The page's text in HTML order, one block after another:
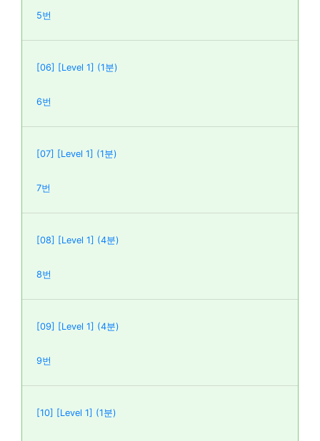
5번
[06] [Level 1] (1분)
6번
[07] [Level 1] (1분)
7번
[08] [Level 1] (4분)
8번
[09] [Level 1] (4분)
9번
[10] [Level 1] (1분)